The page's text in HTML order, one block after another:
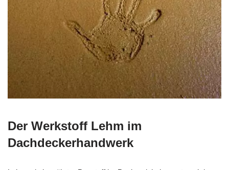
Der Werkstoff Lehm im
Dachdeckerhandwerk